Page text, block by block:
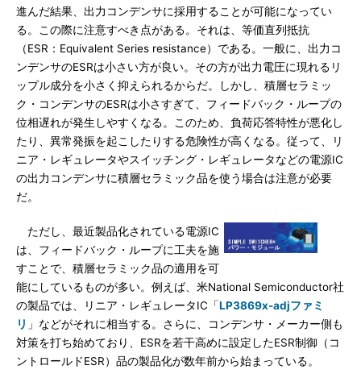
進んだ結果、出力コンデンサに採用することが可能になってい
る。この際に注意すべき点がある。それは、等価直列抵抗
（ESR：Equivalent Series resistance）である。一般に、出力コ
ンデンサのESRは小さい方が良い。その方が出力電圧に現れるリ
ップル成分を小さく抑えられるからだ。しかし、積層セラミッ
ク・コンデンサのESRは小さすぎて、フィードバック・ループの
位相遅れが発生しやすくなる。このため、負荷応答特性が悪化し
たり、異常発振を起こしたりする危険性が高くなる。従って、リ
ニア・レギュレータやスイッチング・レギュレータなどの電源IC
の出力コンデンサに積層セラミック品を使う場合は注意が必要
だ。
ただし、最近製品化されている電源IC
は、フィードバック・ループに工夫を施
すことで、積層セラミック品の適用を可
能にしているものが多い。例えば、米National Semiconductor社
の製品では、リニア・レギュレータIC「LP3869x-adjファミ
リ 」などがそれに相当する。さらに、コンデンサ・メーカー側も
対策を打ち始めており、ESRを若干高めに設定したESR制御（コ
ントロールドESR）品の製品化が数年前から始まっている。